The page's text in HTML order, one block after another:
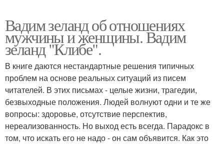
Вадим зеланд об отношениях
мужчины и женщины. Вадим
зеланд "Клибе".
В книге даются нестандартные решения типичных
проблем на основе реальных ситуаций из писем
читателей. В этих письмах - целые жизни, трагедии,
безвыходные положения. Людей волнуют одни и те же
вопросы: здоровье, отсутствие перспектив,
нереализованность. Но выход есть всегда. Парадокс в
том, что искать его не надо - он сам объявится. Как это